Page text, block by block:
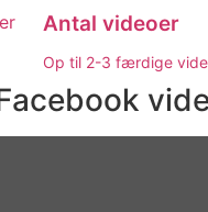
Antal videoer
Op til 2-3 færdige